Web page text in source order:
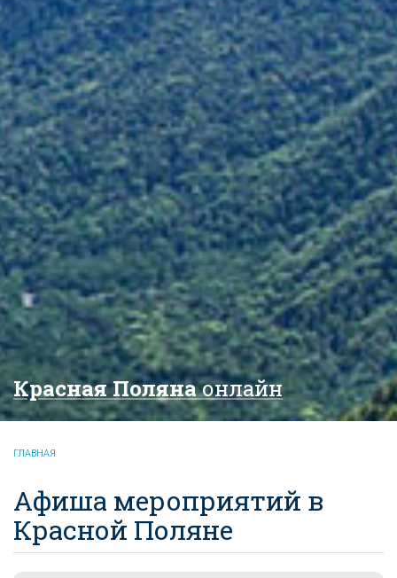
Красная Полянаонлайн
ГЛАВНАЯ
Афиша мероприятий в
Красной Поляне